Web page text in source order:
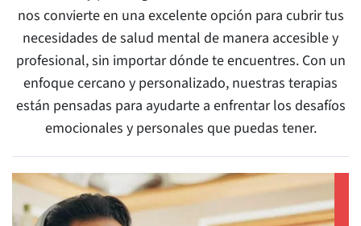
nos convierte en una excelente opción para cubrir tus
necesidades de salud mental de manera accesible y
profesional, sin importar dónde te encuentres. Con un
enfoque cercano y personalizado, nuestras terapias
están pensadas para ayudarte a enfrentar los desafíos
emocionales y personales que puedas tener.